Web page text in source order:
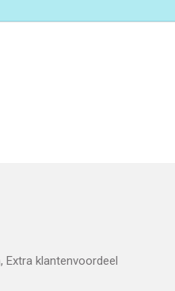
Extra klantenvoordeel